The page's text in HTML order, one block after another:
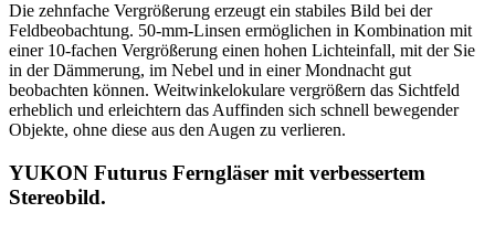
Die zehnfache Vergrößerung erzeugt ein stabiles Bild bei der
Feldbeobachtung. 50-mm-Linsen ermöglichen in Kombination mit
einer 10-fachen Vergrößerung einen hohen Lichteinfall, mit der Sie
in der Dämmerung, im Nebel und in einer Mondnacht gut
beobachten können. Weitwinkelokulare vergrößern das Sichtfeld
erheblich und erleichtern das Auffinden sich schnell bewegender
Objekte, ohne diese aus den Augen zu verlieren.
YUKON Futurus Ferngläser mit verbessertem
Stereobild.